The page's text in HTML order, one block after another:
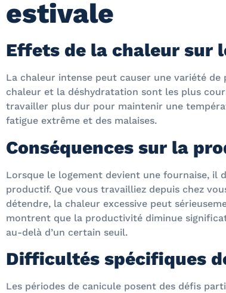
estivale
Effets de la chaleur sur
La chaleur intense peut causer une variété
chaleur et la déshydratation sont les plus
travailler plus dur pour maintenir une
fatigue extrême et des malaises.
Conséquences sur la
Lorsque le logement devient une fournaise,
productif. Que vous travailliez depuis chez
détendre, la chaleur excessive peut
montrent que la productivité diminue
au-delà d’un certain seuil.
Difficultés spécifiques
Les périodes de canicule posent des défis